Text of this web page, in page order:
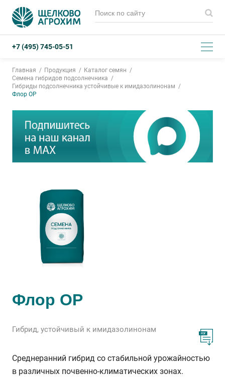
+7 (495) 745-05-51
Главная Продукция
Каталог семян
Cемена гибридов подсолнечника
Гибриды подсолнечника устойчивые к имидазолинонам
Флор ОР
Флор ОР
Гибрид, устойчивый к имидазолинонам
Среднеранний гибрид со стабильной урожайностью
в различных почвенно-климатических зонах.